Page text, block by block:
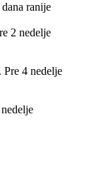
ranije
2 nedelje
Pre 4 nedelje